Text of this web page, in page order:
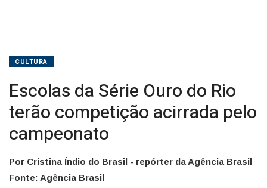
CULTURA
Escolas da Série Ouro do Rio
terão competição acirrada pelo
campeonato
Por Cristina Índio do Brasil - repórter da Agência Brasil
Fonte: Agência Brasil